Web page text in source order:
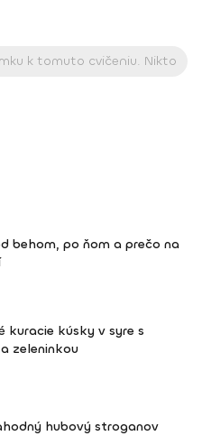
Instructor (mesačný
behom, po ňom a prečo na
kuracie kúsky v syre s
zeleninkou
hubový stroganov